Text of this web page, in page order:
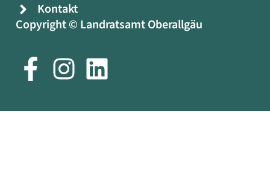
Kontakt
Copyright © Landratsamt Oberallgäu